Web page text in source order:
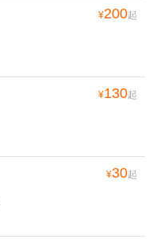
¥200起
¥130起
¥30起